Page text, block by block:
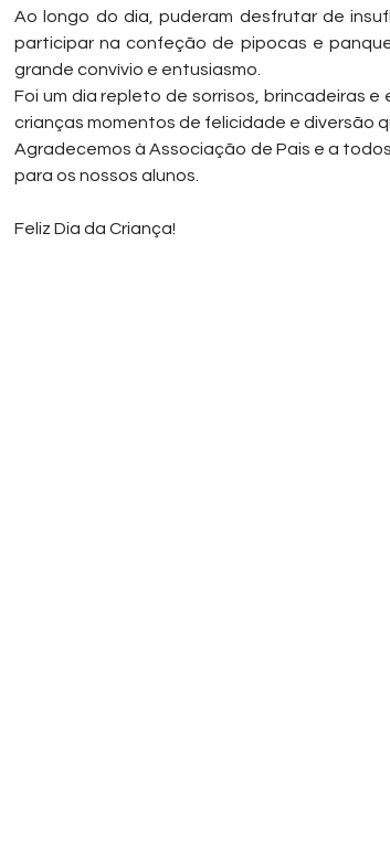
Ao longo do dia, puderam desfrutar de
participar na confeção de pipocas e
grande convívio e entusiasmo.
Foi um dia repleto de sorrisos, brincadeiras
crianças momentos de felicidade e diversão
Agradecemos à Associação de Pais e a
para os nossos alunos.
Feliz Dia da Criança!